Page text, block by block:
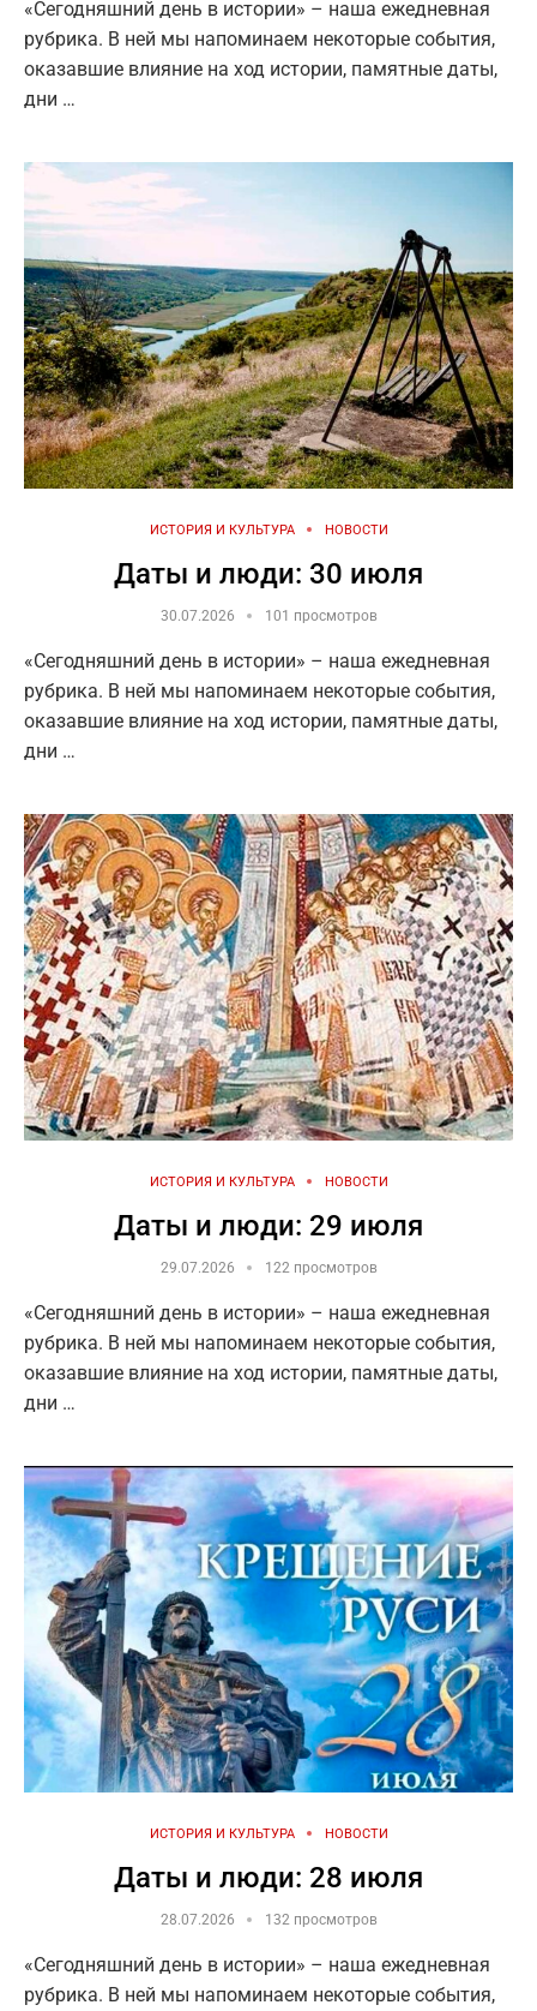
«Сегодняшний день в истории» – наша ежедневная
рубрика. В ней мы напоминаем некоторые события,
оказавшие влияние на ход истории, памятные даты,
дни …
ИСТОРИЯ И КУЛЬТУРА НОВОСТИ
Даты и люди: 30 июля
30.07.2026 101 просмотров
«Сегодняшний день в истории» – наша ежедневная
рубрика. В ней мы напоминаем некоторые события,
оказавшие влияние на ход истории, памятные даты,
дни …
ИСТОРИЯ И КУЛЬТУРА НОВОСТИ
Даты и люди: 29 июля
29.07.2026 122 просмотров
«Сегодняшний день в истории» – наша ежедневная
рубрика. В ней мы напоминаем некоторые события,
оказавшие влияние на ход истории, памятные даты,
дни …
ИСТОРИЯ И КУЛЬТУРА НОВОСТИ
Даты и люди: 28 июля
28.07.2026 132 просмотров
«Сегодняшний день в истории» – наша ежедневная
рубрика. В ней мы напоминаем некоторые события,